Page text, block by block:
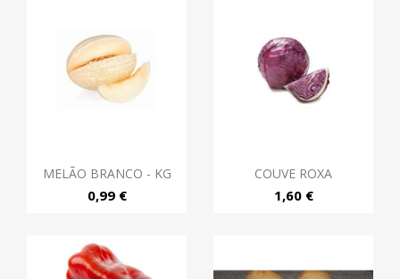
MELÃO BRANCO - KG
0,99 €
COUVE ROXA
1,60 €